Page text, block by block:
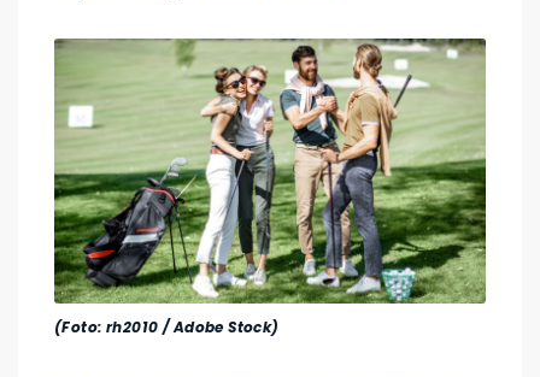
(Foto: rh2010 / Adobe Stock)